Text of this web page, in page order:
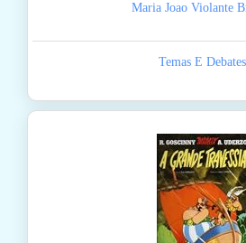
Maria Joao Violante
Temas E Debates